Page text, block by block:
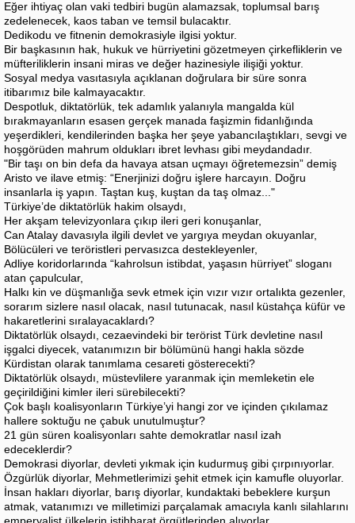
Eğer ihtiyaç olan vaki tedbiri bugün alamazsak, toplumsal barış
zedelenecek, kaos taban ve temsil bulacaktır.
Dedikodu ve fitnenin demokrasiyle ilgisi yoktur.
Bir başkasının hak, hukuk ve hürriyetini gözetmeyen çirkefliklerin ve
müfteriliklerin insani miras ve değer hazinesiyle ilişiği yoktur.
Sosyal medya vasıtasıyla açıklanan doğrulara bir süre sonra
itibarımız bile kalmayacaktır.
Despotluk, diktatörlük, tek adamlık yalanıyla mangalda kül
bırakmayanların esasen gerçek manada faşizmin fidanlığında
yeşerdikleri, kendilerinden başka her şeye yabancılaştıkları, sevgi ve
hoşgörüden mahrum oldukları ibret levhası gibi meydandadır.
"Bir taşı on bin defa da havaya atsan uçmayı öğretemezsin” demiş
Aristo ve ilave etmiş: “Enerjinizi doğru işlere harcayın. Doğru
insanlarla iş yapın. Taştan kuş, kuştan da taş olmaz..."
Türkiye’de diktatörlük hakim olsaydı,
Her akşam televizyonlara çıkıp ileri geri konuşanlar,
Can Atalay davasıyla ilgili devlet ve yargıya meydan okuyanlar,
Bölücüleri ve teröristleri pervasızca destekleyenler,
Adliye koridorlarında “kahrolsun istibdat, yaşasın hürriyet” sloganı
atan çapulcular,
Halkı kin ve düşmanlığa sevk etmek için vızır vızır ortalıkta gezenler,
sorarım sizlere nasıl olacak, nasıl tutunacak, nasıl küstahça küfür ve
hakaretlerini sıralayacaklardı?
Diktatörlük olsaydı, cezaevindeki bir terörist Türk devletine nasıl
işgalci diyecek, vatanımızın bir bölümünü hangi hakla sözde
Kürdistan olarak tanımlama cesareti gösterecekti?
Diktatörlük olsaydı, müstevlilere yaranmak için memleketin ele
geçirildiğini kimler ileri sürebilecekti?
Çok başlı koalisyonların Türkiye’yi hangi zor ve içinden çıkılamaz
hallere soktuğu ne çabuk unutulmuştur?
21 gün süren koalisyonları sahte demokratlar nasıl izah
edeceklerdir?
Demokrasi diyorlar, devleti yıkmak için kudurmuş gibi çırpınıyorlar.
Özgürlük diyorlar, Mehmetlerimizi şehit etmek için kamufle oluyorlar.
İnsan hakları diyorlar, barış diyorlar, kundaktaki bebeklere kurşun
atmak, vatanımızı ve milletimizi parçalamak amacıyla kanlı silahlarını
emperyalist ülkelerin istihbarat örgütlerinden alıyorlar.